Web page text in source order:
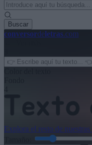
Buscar
conversordeletras.com
Explora el resto de nuestras